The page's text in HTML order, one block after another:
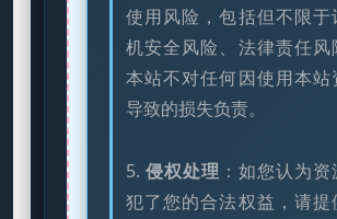
使用风险，包括但不限于
机安全风险、法律责任风
本站不对任何因使用本站
导致的损失负责。
5. 侵权处理 ：如您认为资
犯了您的合法权益，请提